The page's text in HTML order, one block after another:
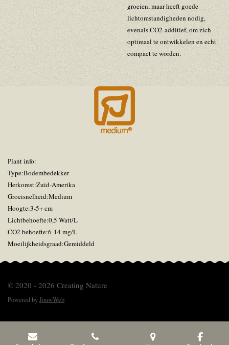
groeien, maar heeft goede
lichtomstandigheden nodig,
evenals CO2-additief, om zich
optimaal te ontwikkelen en echt
compact te worden.
Plant info:
Type:Bodembedekker
Herkomst:Zuid-Amerika
Groeisnelheid:Medium
Hoogte:3-5+ cm
Lichtbehoefte:0,5 Watt/L
CO2 behoefte:6-14 mg/L
Moeilijkheidsgraad:Gemiddeld
© 2020 - 2026 Creating Nature
Powered byJouwWeb